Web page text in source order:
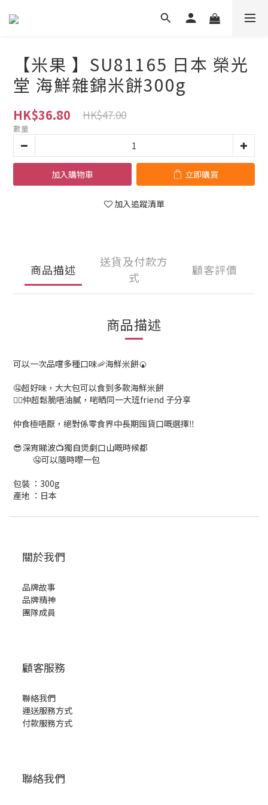
【米果 】SU81165 日本 榮光
堂 海鮮雜錦米餅300g
HK$36.80 HK$47.00
數量
加入購物車 立即購買
加入追蹤清單
商品描述
送貨及付款方
式
顧客評價
商品描述
可以一次品嚐多種口味🦐海鮮米餅🍘
🤤超好味，大大包可以食到多款海鮮米餅
👍🏻仲超鬆脆唔油膩，啱晒同一大班friend 子分享
仲食極唔厭，絕對係零食界中長期囤貨口嘅選擇‼️
😎深宵睇波📺獨自煲劇口山嘅時候都
🤤可以隨時嚟一包
包裝 ：300g
產地 ：日本
關於我們
品牌故事
品牌精神
團隊成員
顧客服務
聯絡我們
運送服務方式
付款服務方式
聯絡我們